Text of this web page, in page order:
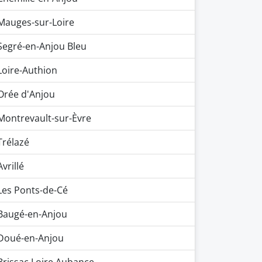
sur-Loire
en-Anjou Bleu
Authion
d'Anjou
sur-Èvre
Ponts-de-Cé
en-Anjou
en-Anjou